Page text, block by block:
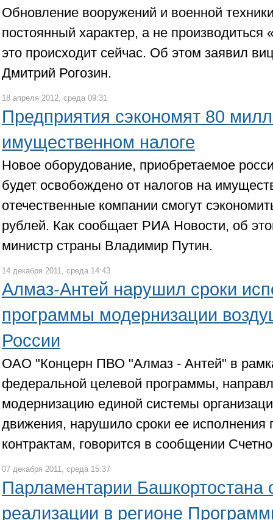
Обновление вооружений и военной
постоянный характер, а не производиться
это происходит сейчас. Об этом заявил
Дмитрий Рогозин.
18 апреля 2012, среда 09:31
Предприятия сэкономят 80
имущественном налоге
Новое оборудование, приобретаемое
будет освобождено от налогов на
отечественные компании смогут
рублей. Как сообщает РИА Новости, об
министр страны Владимир Путин.
14 декабря 2011, среда 14:43
Алмаз-Антей нарушил сроки
программы модернизации
России
ОАО "Концерн ПВО "Алмаз - Антей" в
федеральной целевой программы,
модернизацию единой системы
движения, нарушило сроки ее исполнения
контрактам, говорится в сообщении
07 декабря 2011, среда 15:37
Парламентарии Башкортостана
реализации в регионе